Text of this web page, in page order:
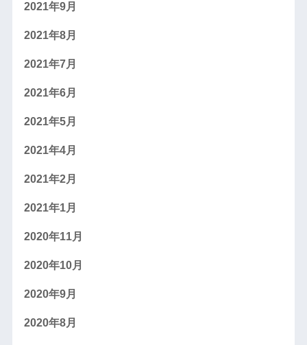
2021年9月
2021年8月
2021年7月
2021年6月
2021年5月
2021年4月
2021年2月
2021年1月
2020年11月
2020年10月
2020年9月
2020年8月